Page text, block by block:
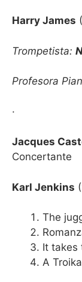
Harry James
Trompetista:
Profesora
·
Jacques
Concertante
Karl Jenkins
The
It
A Troika